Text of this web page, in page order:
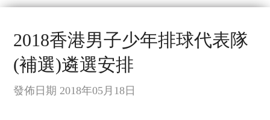
2018香港男子少年排球代表隊
(補選)遴選安排
發佈日期 2018年05月18日